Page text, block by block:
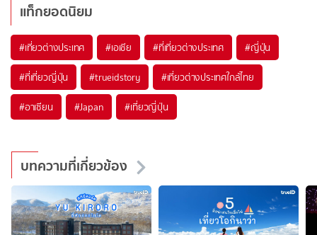
แท็กยอดนิยม
#เที่ยวต่างประเทศ #เอเชีย #ที่เที่ยวต่างประเทศ #ญี่ปุ่น
#ที่เที่ยวญี่ปุ่น #trueidstory #เที่ยวต่างประเทศใกล้ไทย
#อาเซียน #Japan #เที่ยวญี่ปุ่น
บทความที่เกี่ยวข้อง